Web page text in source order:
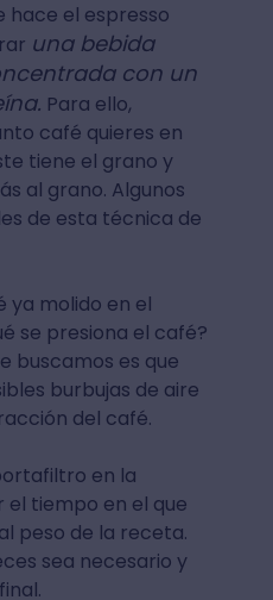
hace el espresso
una bebida
con un
Para ello,
café quieres en
tiene el grano y
al grano. Algunos
de esta técnica de
molido en el
se presiona el café?
buscamos es que
burbujas de aire
del café.
en la
el tiempo en el que
peso de la receta.
sea necesario y